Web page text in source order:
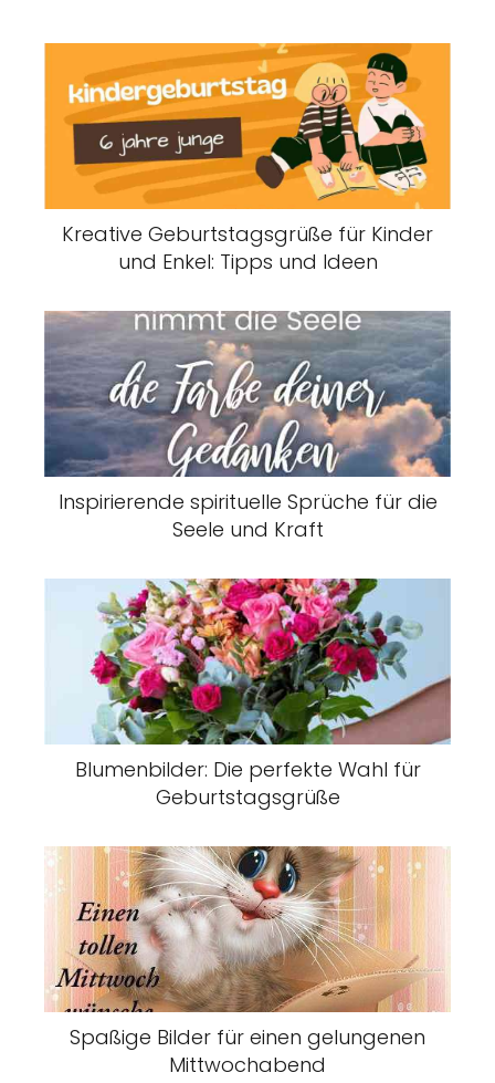
Kreative Geburtstagsgrüße für Kinder
und Enkel: Tipps und Ideen
Inspirierende spirituelle Sprüche für die
Seele und Kraft
Blumenbilder: Die perfekte Wahl für
Geburtstagsgrüße
Spaßige Bilder für einen gelungenen
Mittwochabend